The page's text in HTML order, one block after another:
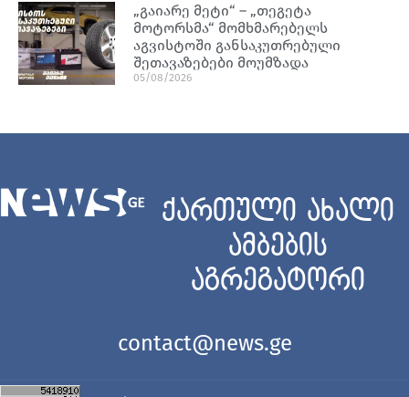
„გაიარე მეტი“ – „თეგეტა
მოტორსმა“ მომხმარებელს
აგვისტოში განსაკუთრებული
შეთავაზებები მოუმზადა
05/08/2026
ქართული ახალი
ამბების
აგრეგატორი
contact@news.ge